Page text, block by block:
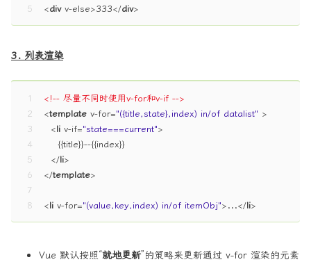
5
<div v-else>333</div>
3. 列表渲染
1
2
3
4
5
6
7
8
<!-- 尽量不同时使用v-for和v-if -->
<template v-for="({title,state},index) in/of datalist" >
<li v-if="state===current">
    {{title}}--{{index}}
</li>
</template>
<li v-for="(value,key,index) in/of itemObj">...</li>
Vue 默认按照“就地更新”的策略来更新通过 v-for 渲染的元素